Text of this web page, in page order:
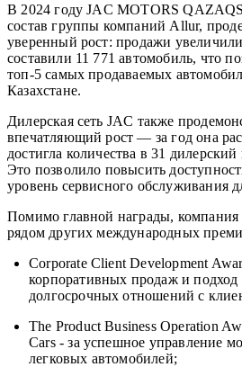
В 2024 году JAC MOTORS
состав группы компаний Allur,
уверенный рост: продажи
составили 11 771 автомобиль, что
топ-5 самых продаваемых
Казахстане.
Дилерская сеть JAC также
впечатляющий рост — за год она
достигла количества в 31
Это позволило повысить
уровень сервисного обслуживания
Помимо главной награды, компания
рядом других международных
Corporate Client Development
корпоративных продаж и
долгосрочных отношений с
The Product Business Operation
Cars - за успешное управление
легковых автомобилей;